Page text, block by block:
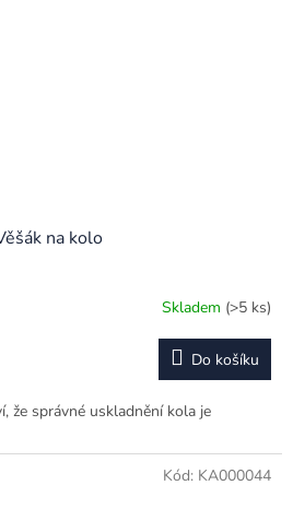
na kolo
Skladem (>5 ks)
Do košíku
že správné uskladnění kola je
Kód: KA000044